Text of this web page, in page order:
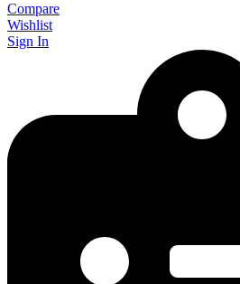
Compare
Wishlist
Sign In